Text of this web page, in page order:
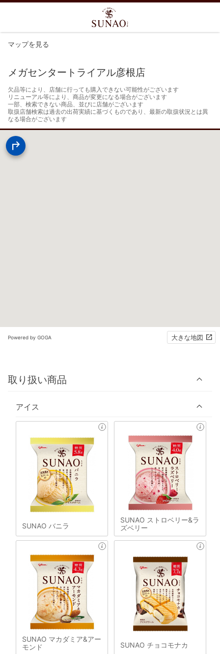
マップを見る
メガセンタートライアル彦根店
欠品等により、店舗に行っても購入できない可能性がございます
リニューアル等により、商品が変更になる場合がございます
一部、検索できない商品、並びに店舗がございます
取扱店舗検索は過去の出荷実績に基づくものであり、最新の取扱状況とは異
なる場合がございます
Powered by GOGA 大きな地図
取り扱い商品
アイス
SUNAO バニラ
SUNAO ストロベリー&ラ
ズベリー
SUNAO マカダミア&アー
モンド
SUNAO チョコモナカ